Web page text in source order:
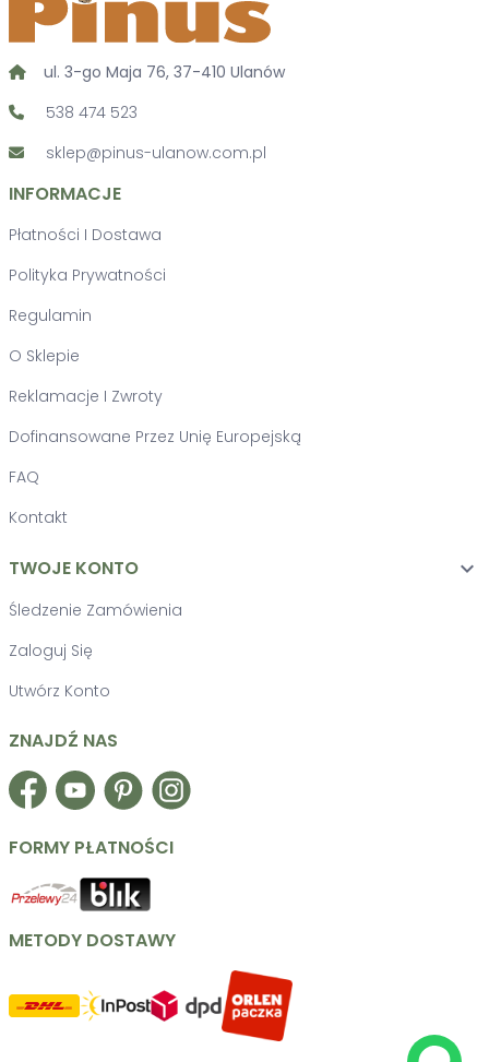
ul. 3-go Maja 76, 37-410 Ulanów
538 474 523
sklep@pinus-ulanow.com.pl
INFORMACJE
Płatności I Dostawa
Polityka Prywatności
Regulamin
O Sklepie
Reklamacje I Zwroty
Dofinansowane Przez Unię Europejską
FAQ
Kontakt
TWOJE KONTO 
Śledzenie Zamówienia
Zaloguj Się
Utwórz Konto
ZNAJDŹ NAS
FORMY PŁATNOŚCI
METODY DOSTAWY